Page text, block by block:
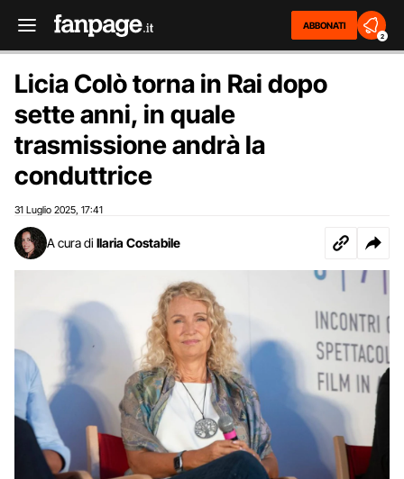
ABBONATI
2
Licia Colò torna in Rai dopo
sette anni, in quale
trasmissione andrà la
conduttrice
31 Luglio 2025 17:41
A cura di Ilaria Costabile